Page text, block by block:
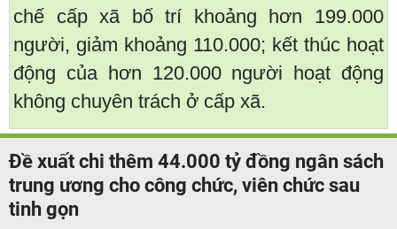
chế cấp xã bố trí khoảng hơn 199.000
người, giảm khoảng 110.000; kết thúc hoạt
động của hơn 120.000 người hoạt động
không chuyên trách ở cấp xã.
Đề xuất chi thêm 44.000 tỷ đồng ngân sách
trung ương cho công chức, viên chức sau
tinh gọn